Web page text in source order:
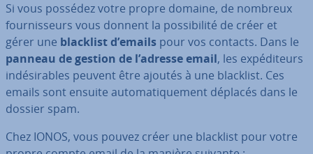
Si vous possédez votre propre domaine, de nombreux
four­nis­seurs vous donnent la pos­si­bi­lité de créer et
gérer une blacklist d’emails pour vos contacts. Dans le
panneau de gestion de l’adresse email, les ex­pé­di­teurs
in­dé­si­rables peuvent être ajoutés à une blacklist. Ces
emails sont ensuite au­to­ma­ti­que­ment déplacés dans le
dossier spam.
Chez IONOS, vous pouvez créer une blacklist pour votre